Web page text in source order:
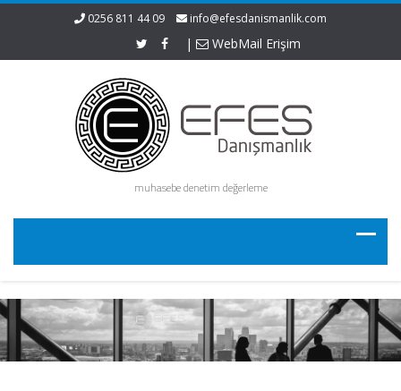
0256 811 44 09 info@efesdanismanlik.com
| WebMail Erişim
muhasebe denetim değerleme